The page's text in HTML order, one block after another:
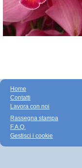
Home
Contatti
Lavora con noi
Rassegna stampa
F.A.Q.
Gestisci i cookie